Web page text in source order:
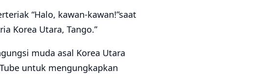
“Halo, kawan-kawan!”saat
Korea Utara, Tango.”
muda asal Korea Utara
untuk mengungkapkan